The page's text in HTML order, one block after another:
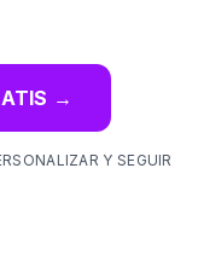
→
Y SEGUIR